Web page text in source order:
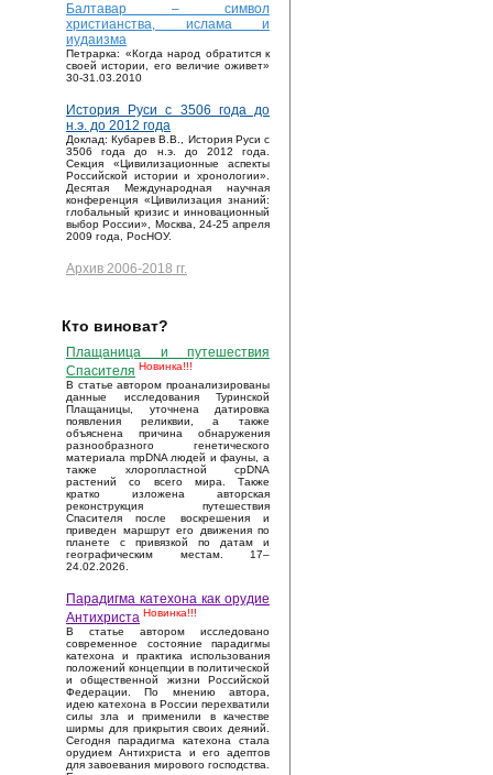
Балтавар – символ
христианства, ислама и
иудаизма
Петрарка: «Когда народ обратится к
своей истории, его величие оживет»
30-31.03.2010
История Руси с 3506 года до
н.э. до 2012 года
Доклад: Кубарев В.В., История Руси с
3506 года до н.э. до 2012 года.
Секция «Цивилизационные аспекты
Российской истории и хронологии».
Десятая Международная научная
конференция «Цивилизация знаний:
глобальный кризис и инновационный
выбор России», Москва, 24-25 апреля
2009 года, РосНОУ.
Архив 2006-2018 гг.
Кто виноват?
Плащаница и путешествия
Спасителя Новинка!!!
В статье автором проанализированы
данные исследования Туринской
Плащаницы, уточнена датировка
появления реликвии, а также
объяснена причина обнаружения
разнообразного генетического
материала mpDNA людей и фауны, а
также хлоропластной cpDNA
растений со всего мира. Также
кратко изложена авторская
реконструкция путешествия
Спасителя после воскрешения и
приведен маршрут его движения по
планете с привязкой по датам и
географическим местам. 17–
24.02.2026.
Парадигма катехона как орудие
Антихриста Новинка!!!
В статье автором исследовано
современное состояние парадигмы
катехона и практика использования
положений концепции в политической
и общественной жизни Российской
Федерации. По мнению автора,
идею катехона в России перехватили
силы зла и применили в качестве
ширмы для прикрытия своих деяний.
Сегодня парадигма катехона стала
орудием Антихриста и его адептов
для завоевания мирового господства.